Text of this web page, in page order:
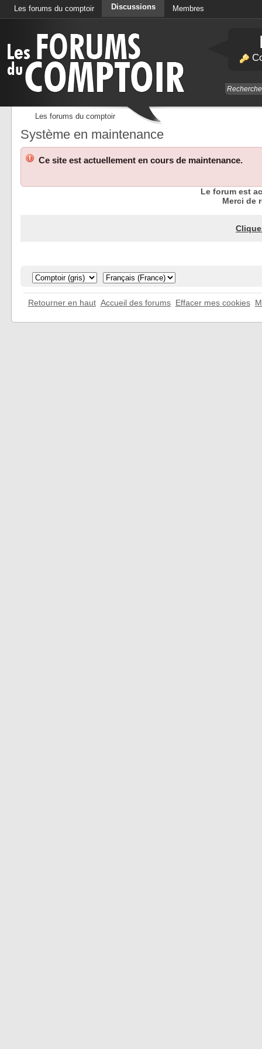
Les forums du comptoir Discussions Membres
Les forums du comptoir
Système en maintenance
Ce site est actuellement en cours de maintenance.
Le forum est
Merci de
Retourner en haut Accueil des forums Effacer mes cookies